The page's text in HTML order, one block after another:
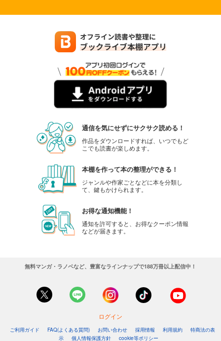
通信を気にせずにサクサク読める！
作品をダウンロードすれば、いつでもど
こでも読書が楽しめます。
本棚を作って本の整理ができる！
ジャンルや作家ごとなどに本を分類し
て、鍵もかけられます。
お得な通知機能！
通知を許可すると、お得なクーポン情報
などが届きます。
無料マンガ・ラノベなど、豊富なラインナップで188万冊以上配信中！
ログイン
ご利用ガイド FAQ(よくある質問) お問い合わせ 採用情報 利用規約
特商法の表
示
個人情報保護方針 cookie等ポリシー